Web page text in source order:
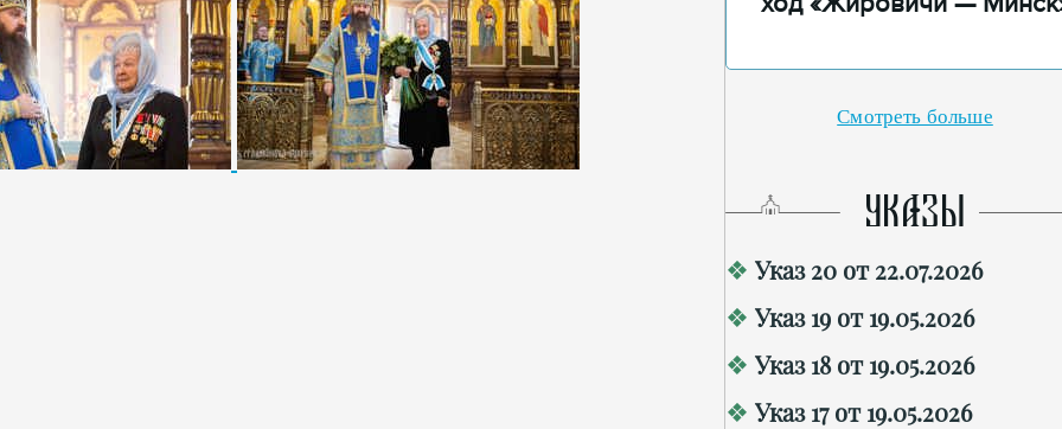
Смотреть больше
УКАЗЫ
Указ 20 от 22.07.2026
Указ 19 от 19.05.2026
Указ 18 от 19.05.2026
Указ 17 от 19.05.2026